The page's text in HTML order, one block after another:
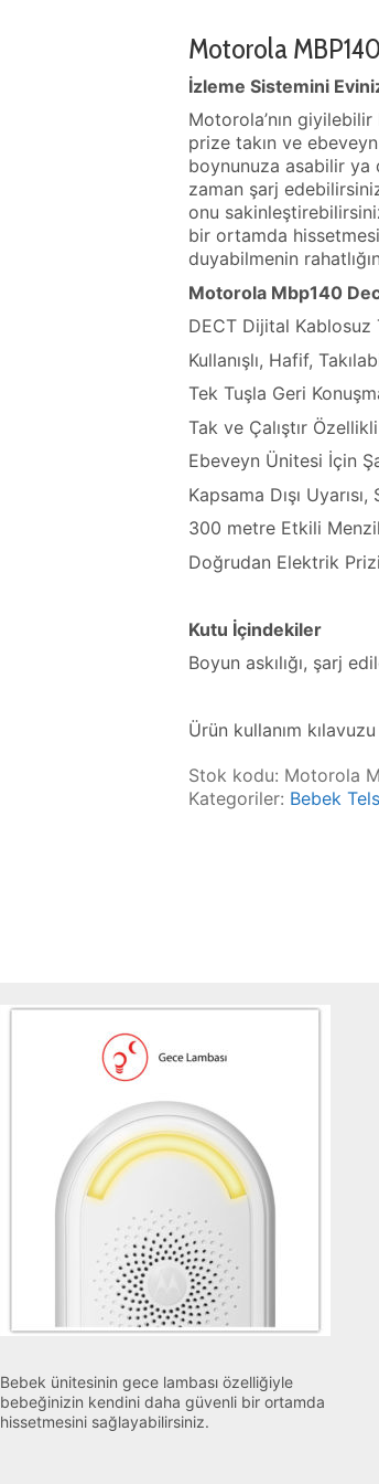
Motorola
İzleme Sistemini
Motorola’nın
prize takın ve
boynunuza asabilir ya
zaman şarj
onu
bir ortamda
duyabilmenin
Motorola Mbp140
DECT Dijital Kablosuz
Kullanışlı, Hafif,
Tek Tuşla Geri
Tak ve Çalıştır
Ebeveyn Ünitesi İçin
Kapsama Dışı
300 metre Etkili
Doğrudan Elektrik
Kutu İçindekiler
Boyun askılığı, şarj
Ürün kullanım
Stok kodu: Motorola
Kategoriler: Bebek
Bebek ünitesinin gece lambası özelliğiyle
bebeğinizin kendini daha güvenli bir ortamda
hissetmesini sağlayabilirsiniz.
Bebek Telsizleri
Bebek Kameraları
Wi-Fi Bebek Kameraları
Hubble Pure
Hubble Guardian